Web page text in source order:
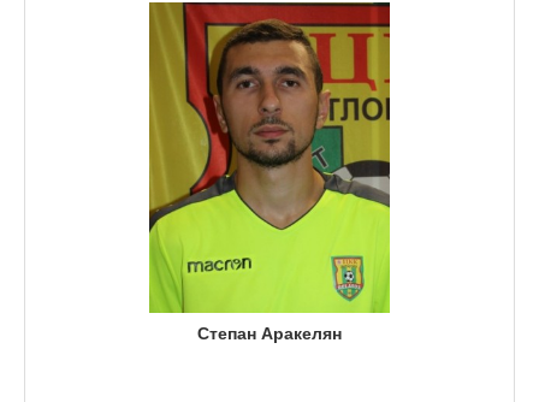
Степан Аракелян